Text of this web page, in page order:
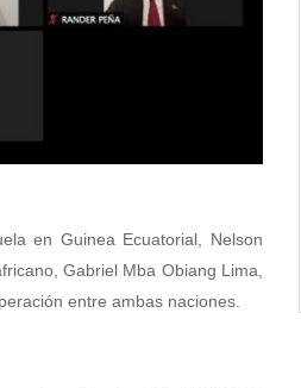
en Guinea Ecuatorial, Nelson
Gabriel Mba Obiang Lima,
entre ambas naciones.